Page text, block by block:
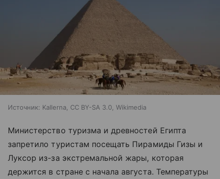
Источник: Kallerna, CC BY-SA 3.0, Wikimedia
Министерство туризма и древностей Египта
запретило туристам посещать Пирамиды Гизы и
Луксор из-за экстремальной жары, которая
держится в стране с начала августа. Температуры